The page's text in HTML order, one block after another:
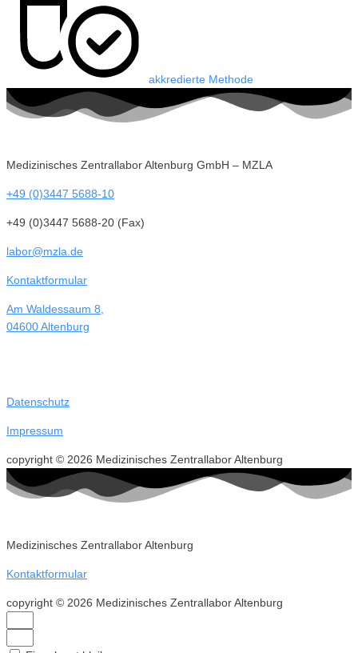
akkredierte Methode
Medizinisches Zentrallabor Altenburg GmbH – MZLA
+49 (0)3447 5688-10
+49 (0)3447 5688-20 (Fax)
labor@mzla.de
Kontaktformular
Am Waldessaum 8,
04600 Altenburg
Datenschutz
Impressum
copyright © 2026 Medizinisches Zentrallabor Altenburg
Medizinisches Zentrallabor Altenburg
Kontaktformular
copyright © 2026 Medizinisches Zentrallabor Altenburg